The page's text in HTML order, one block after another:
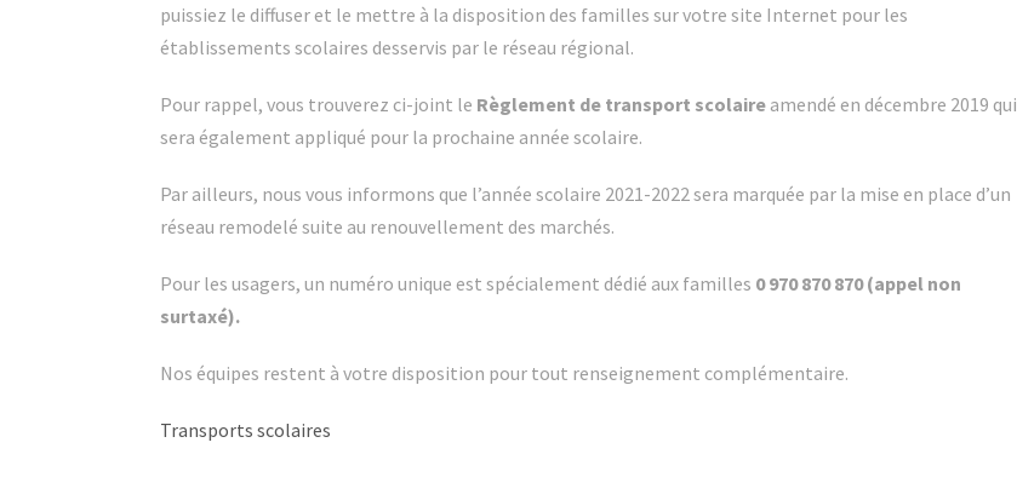
puissiez le diffuser et le mettre à la disposition des familles sur votre site Internet pour les
établissements scolaires desservis par le réseau régional.
Pour rappel, vous trouverez ci-joint le Règlement de transport scolaire amendé en décembre 2019 qui
sera également appliqué pour la prochaine année scolaire.
Par ailleurs, nous vous informons que l’année scolaire 2021-2022 sera marquée par la mise en place d’un
réseau remodelé suite au renouvellement des marchés.
Pour les usagers, un numéro unique est spécialement dédié aux familles 0 970 870 870 (appel non
surtaxé).
Nos équipes restent à votre disposition pour tout renseignement complémentaire.
Transports scolaires